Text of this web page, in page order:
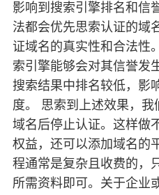
影响到搜索引擎排名和信
法都会优先思索认证的域
证域名的真实性和合法性
索引擎能够会对其信誉发
搜索结果中排名较低，影
度。 思索到上述效果，
域名后停止认证。这样做
权益，还可以添加域名的
程通常是复杂且收费的，
所需资料即可。关于企业